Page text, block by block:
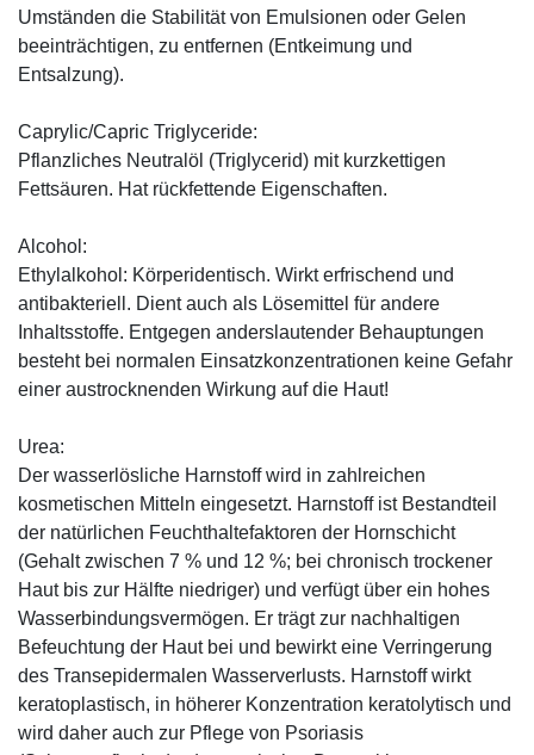
Umständen die Stabilität von Emulsionen oder Gelen
beeinträchtigen, zu entfernen (Entkeimung und
Entsalzung).
Caprylic/Capric Triglyceride:
Pflanzliches Neutralöl (Triglycerid) mit kurzkettigen
Fettsäuren. Hat rückfettende Eigenschaften.
Alcohol:
Ethylalkohol: Körperidentisch. Wirkt erfrischend und
antibakteriell. Dient auch als Lösemittel für andere
Inhaltsstoffe. Entgegen anderslautender Behauptungen
besteht bei normalen Einsatzkonzentrationen keine Gefahr
einer austrocknenden Wirkung auf die Haut!
Urea:
Der wasserlösliche Harnstoff wird in zahlreichen
kosmetischen Mitteln eingesetzt. Harnstoff ist Bestandteil
der natürlichen Feuchthaltefaktoren der Hornschicht
(Gehalt zwischen 7 % und 12 %; bei chronisch trockener
Haut bis zur Hälfte niedriger) und verfügt über ein hohes
Wasserbindungsvermögen. Er trägt zur nachhaltigen
Befeuchtung der Haut bei und bewirkt eine Verringerung
des Transepidermalen Wasserverlusts. Harnstoff wirkt
keratoplastisch, in höherer Konzentration keratolytisch und
wird daher auch zur Pflege von Psoriasis